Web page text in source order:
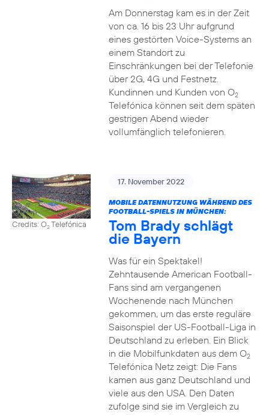
Am Donnerstag kam es in der Zeit
von ca. 16 bis 23 Uhr aufgrund
eines gestörten Voice-Systems an
einem Standort zu
Einschränkungen bei der Telefonie
über 2G, 4G und Festnetz.
Kundinnen und Kunden von O2
Telefónica können seit dem späten
gestrigen Abend wieder
vollumfänglich telefonieren.
Credits: O2Telefónica
17. November 2022
MOBILE DATENNUTZUNG WÄHREND DES
FOOTBALL-SPIELS IN MÜNCHEN:
Tom Brady schlägt
die Bayern
Was für ein Spektakel!
Zehntausende American Football-
Fans sind am vergangenen
Wochenende nach München
gekommen, um das erste reguläre
Saisonspiel der US-Football-Liga in
Deutschland zu erleben. Ein Blick
in die Mobilfunkdaten aus dem O2
Telefónica Netz zeigt: Die Fans
kamen aus ganz Deutschland und
viele aus den USA. Den Daten
zufolge sind sie im Vergleich zu